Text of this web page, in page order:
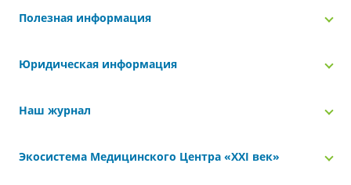
Полезная информация
Юридическая информация
Наш журнал
Экосистема Медицинского Центра «‎XXI век»